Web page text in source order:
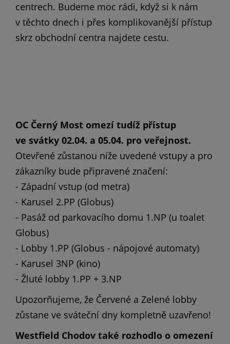
centrech. Budeme moc rádi, když si k nám
v těchto dnech i přes komplikovanější přístup
skrz obchodní centra najdete cestu.
OC Černý Most omezí tudíž přístup
ve svátky 02.04. a 05.04. pro veřejnost.
Otevřené zůstanou níže uvedené vstupy a pro
zákazníky bude připravené značení:
- Západní vstup (od metra)
- Karusel 2.PP (Globus)
- Pasáž od parkovacího domu 1.NP (u toalet
Globus)
- Lobby 1.PP (Globus - nápojové automaty)
- Karusel 3NP (kino)
- Žluté lobby 1.PP + 3.NP
Upozorňujeme, že Červené a Zelené lobby
zůstane ve sváteční dny kompletně uzavřeno!
Westfield Chodov také rozhodlo o omezení